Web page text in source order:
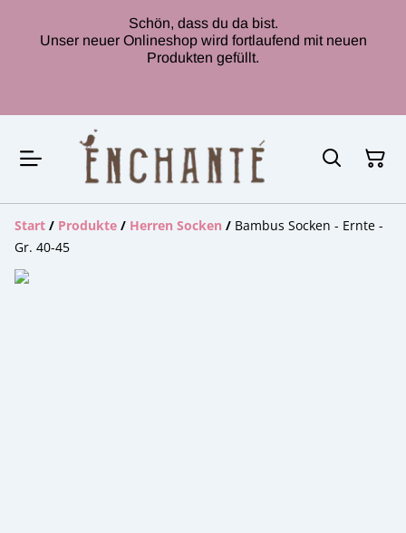
Schön, dass du da bist.
Unser neuer Onlineshop wird fortlaufend mit neuen
Produkten gefüllt.
Start / Produkte / Herren Socken / Bambus Socken - Ernte -
Gr. 40-45